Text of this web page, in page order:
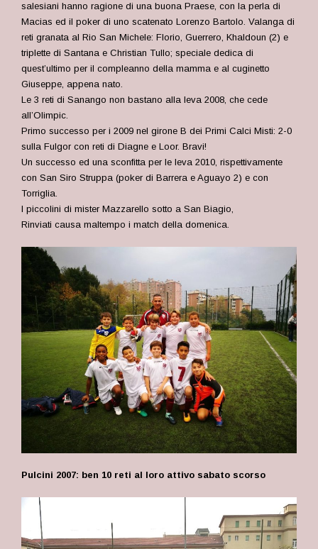
salesiani hanno ragione di una buona Praese, con la perla di
Macias ed il poker di uno scatenato Lorenzo Bartolo. Valanga di
reti granata al Rio San Michele: Florio, Guerrero, Khaldoun (2) e
triplette di Santana e Christian Tullo; speciale dedica di
quest’ultimo per il compleanno della mamma e al cuginetto
Giuseppe, appena nato.
Le 3 reti di Sanango non bastano alla leva 2008, che cede
all’Olimpic.
Primo successo per i 2009 nel girone B dei Primi Calci Misti: 2-0
sulla Fulgor con reti di Diagne e Loor. Bravi!
Un successo ed una sconfitta per le leva 2010, rispettivamente
con San Siro Struppa (poker di Barrera e Aguayo 2) e con
Torriglia.
I piccolini di mister Mazzarello sotto a San Biagio,
Rinviati causa maltempo i match della domenica.
Pulcini 2007: ben 10 reti al loro attivo sabato scorso